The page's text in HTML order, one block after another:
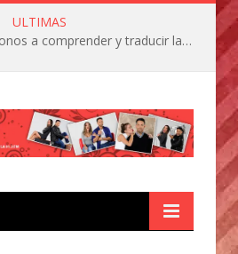
ULTIMAS
La IA está acercándonos a comprender y traducir las vocalizaciones y comportamientos de nuestras mascotas